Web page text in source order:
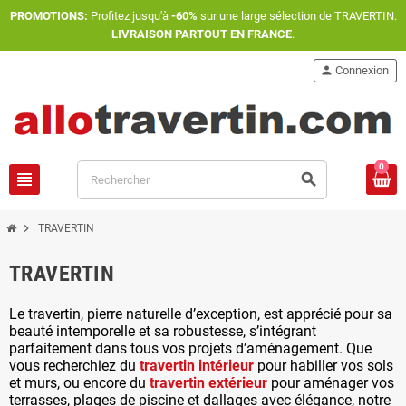
PROMOTIONS: Profitez jusqu'à -60% sur une large sélection de TRAVERTIN.
LIVRAISON PARTOUT EN FRANCE.
view_headline search
person Connexion
0
chevron_right TRAVERTIN
TRAVERTIN
Le travertin, pierre naturelle d’exception, est apprécié pour sa
beauté intemporelle et sa robustesse, s’intégrant
parfaitement dans tous vos projets d’aménagement. Que
vous recherchiez du travertin intérieur pour habiller vos sols
et murs, ou encore du travertin extérieur pour aménager vos
terrasses, plages de piscine et dallages avec élégance, notre